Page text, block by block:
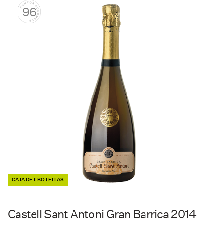
96
CAJA DE 6 BOTELLAS
Castell Sant Antoni Gran Barrica 2014